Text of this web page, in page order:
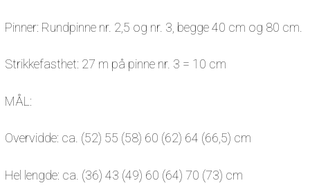
Pinner: Rundpinne nr. 2,5 og nr. 3, begge 40 cm og 80 cm.
Strikkefasthet: 27 m på pinne nr. 3 = 10 cm
MÅL:
Overvidde: ca. (52) 55 (58) 60 (62) 64 (66,5) cm
Hel lengde: ca. (36) 43 (49) 60 (64) 70 (73) cm